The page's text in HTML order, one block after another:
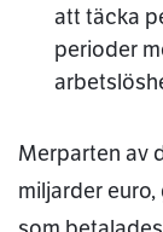
att täcka
perioder
Merparten av
miljarder